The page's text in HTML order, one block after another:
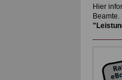
Hier